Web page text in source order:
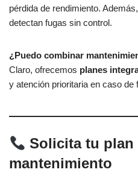
pérdida de rendimiento.
detectan fugas sin control.
¿Puedo combinar
Claro, ofrecemos planes
y atención prioritaria en caso de
Solicita tu plan
mantenimiento